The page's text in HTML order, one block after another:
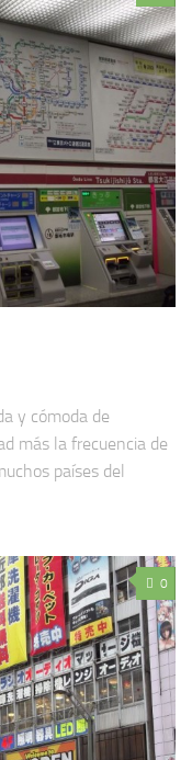
y cómoda de
más la frecuencia de
países del
0